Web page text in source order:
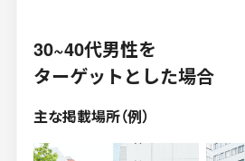
30~40代男性を
ターゲットとした場合
主な掲載場所（例）